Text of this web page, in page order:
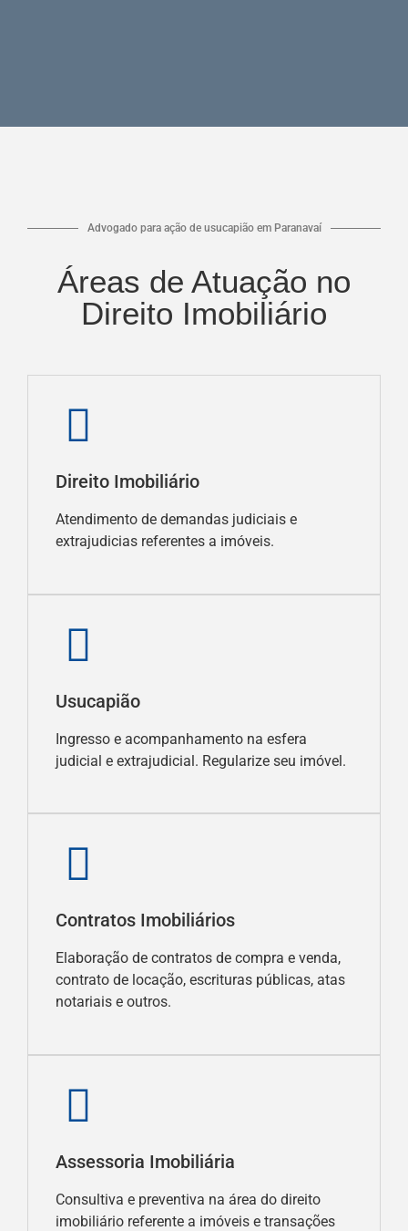
Advogado para ação de usucapião em Paranavaí
Áreas de Atuação no
Direito Imobiliário
Direito Imobiliário
Atendimento de demandas judiciais e
extrajudicias referentes a imóveis.
Usucapião
Ingresso e acompanhamento na esfera
judicial e extrajudicial. Regularize seu imóvel.
Contratos Imobiliários
Elaboração de contratos de compra e venda,
contrato de locação, escrituras públicas, atas
notariais e outros.
Assessoria Imobiliária
Consultiva e preventiva na área do direito
imobiliário referente a imóveis e transações